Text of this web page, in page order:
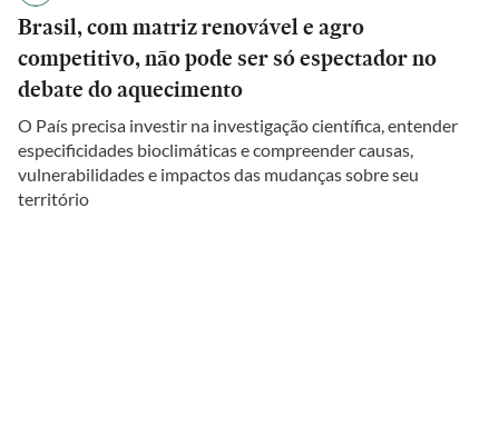
Brasil, com matriz renovável e agro
competitivo, não pode ser só espectador no
debate do aquecimento
O País precisa investir na investigação científica, entender
especificidades bioclimáticas e compreender causas,
vulnerabilidades e impactos das mudanças sobre seu
território